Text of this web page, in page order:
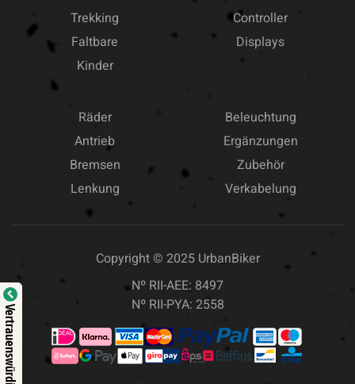
Trekking
Faltbare
Kinder
Controller
Displays
Räder
Antrieb
Bremsen
Lenkung
Beleuchtung
Ergänzungen
Zubehör
Verkabelung
Copyright © 2025 UrbanBiker
Nº RII-AEE: 8497
Nº RII-PYA: 2558